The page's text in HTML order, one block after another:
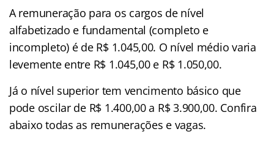
A remuneração para os cargos de nível
alfabetizado e fundamental (completo e
incompleto) é de R$ 1.045,00. O nível médio varia
levemente entre R$ 1.045,00 e R$ 1.050,00.
Já o nível superior tem vencimento básico que
pode oscilar de R$ 1.400,00 a R$ 3.900,00. Confira
abaixo todas as remunerações e vagas.